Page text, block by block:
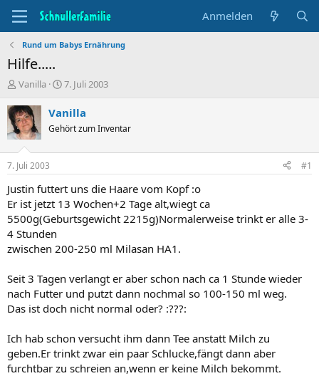
Anmelden
Rund um Babys Ernährung
Hilfe.....
T
e
m
e
n
t
a
r
t
e
r
Vanilla
B
g
n
a
t
u
m
7. Juli 2003
Vanilla
Gehört zum Inventar
7. Juli 2003 #1
Justin futtert uns die Haare vom Kopf :o
Er ist jetzt 13 Wochen+2 Tage alt,wiegt ca
5500g(Geburtsgewicht 2215g)Normalerweise trinkt er alle 3-
4 Stunden
zwischen 200-250 ml Milasan HA1.
Seit 3 Tagen verlangt er aber schon nach ca 1 Stunde wieder
nach Futter und putzt dann nochmal so 100-150 ml weg.
Das ist doch nicht normal oder? :???:
Ich hab schon versucht ihm dann Tee anstatt Milch zu
geben.Er trinkt zwar ein paar Schlucke,fängt dann aber
furchtbar zu schreien an,wenn er keine Milch bekommt.